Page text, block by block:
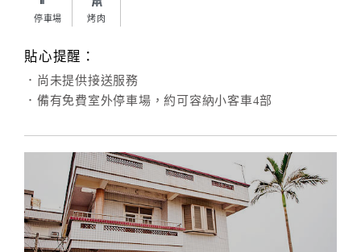
停車場 烤肉
貼心提醒：
．尚未提供接送服務
．備有免費室外停車場，約可容納小客車4部